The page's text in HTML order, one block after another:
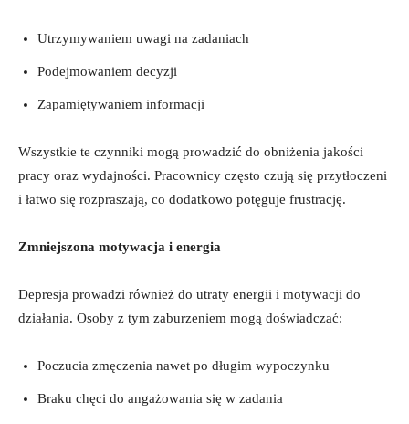
Utrzymywaniem ​uwagi na⁣ zadaniach
Podejmowaniem‌ decyzji
Zapamiętywaniem informacji
Wszystkie te‍ czynniki ‍mogą prowadzić do obniżenia jakości
pracy oraz wydajności. Pracownicy często ‍czują się ‍przytłoczeni
i łatwo się rozpraszają, co dodatkowo potęguje frustrację.
Zmniejszona motywacja i⁣ energia
Depresja prowadzi również do utraty⁣ energii i motywacji do⁤
działania. ​Osoby z tym zaburzeniem‍ mogą doświadczać:
Poczucia zmęczenia nawet po długim wypoczynku
Braku ⁤chęci do angażowania‌ się w zadania